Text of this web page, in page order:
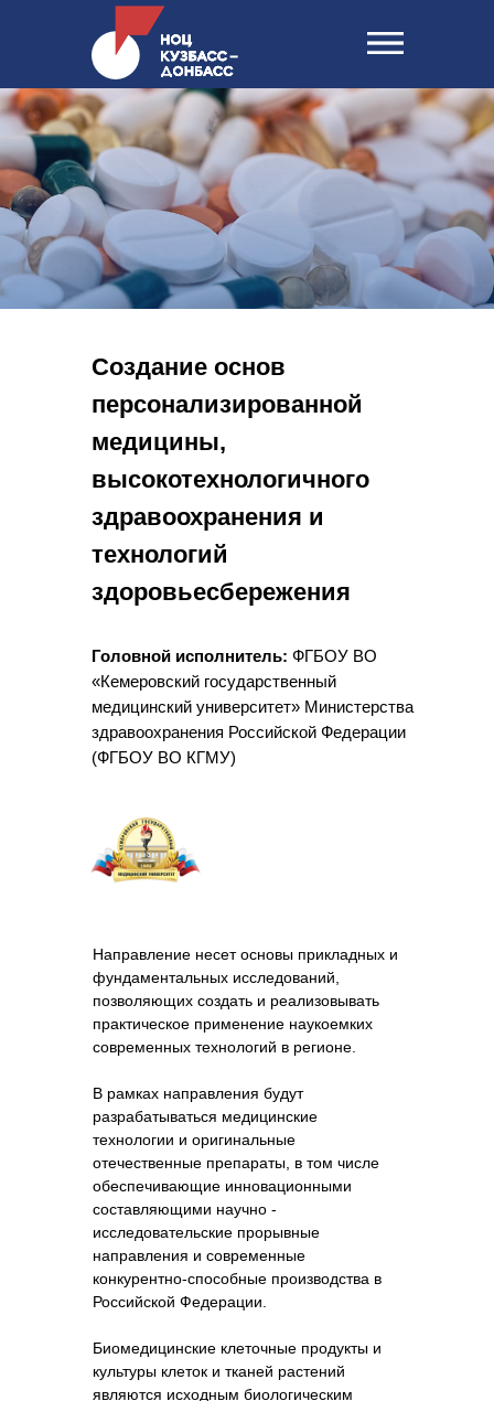
Создание основ
персонализированной
медицины,
высокотехнологичного
здравоохранения и
технологий
здоровьесбережения
Головной исполнитель: ФГБОУ ВО
«Кемеровский государственный
медицинский университет» Министерства
здравоохранения Российской Федерации
(ФГБОУ ВО КГМУ)
Направление несет основы прикладных и
фундаментальных исследований,
позволяющих создать и реализовывать
практическое применение наукоемких
современных технологий в регионе.
В рамках направления будут
разрабатываться медицинские
технологии и оригинальные
отечественные препараты, в том числе
обеспечивающие инновационными
составляющими научно -
исследовательские прорывные
направления и современные
конкурентно-способные производства в
Российской Федерации.
Биомедицинские клеточные продукты и
культуры клеток и тканей растений
являются исходным биологическим